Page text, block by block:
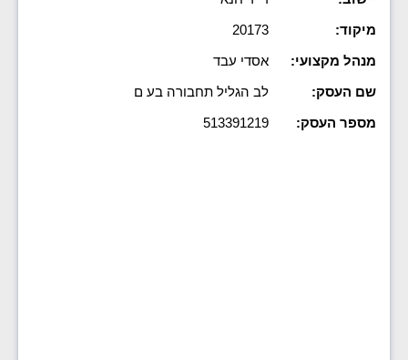
מיקוד:
20173
מנהל מקצועי:
אסדי עבד
שם העסק:
לב הגליל תחבורה בע ם
מספר העסק:
513391219